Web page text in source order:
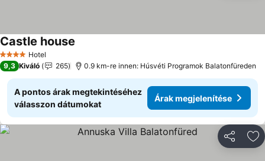
4 KategóriaHotel
Castle house
9,3 Kiváló 265 0.9 km-re innen: Húsvéti Programok Balatonfüreden
A pontos árak megtekintéséhez
válasszon dátumokat
Árak megjelenítése